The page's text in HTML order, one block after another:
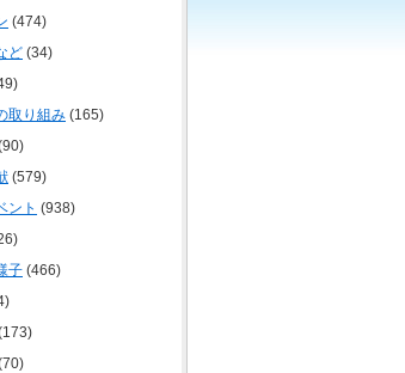
(474)
ど (34)
取り組み (165)
(579)
ント (938)
子 (466)